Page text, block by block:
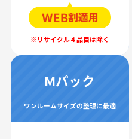
Mパック
ワンルームサイズの整理に最適